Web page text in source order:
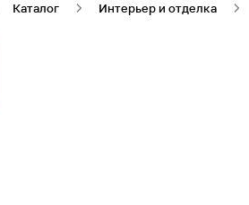
Каталог Интерьер и отделка